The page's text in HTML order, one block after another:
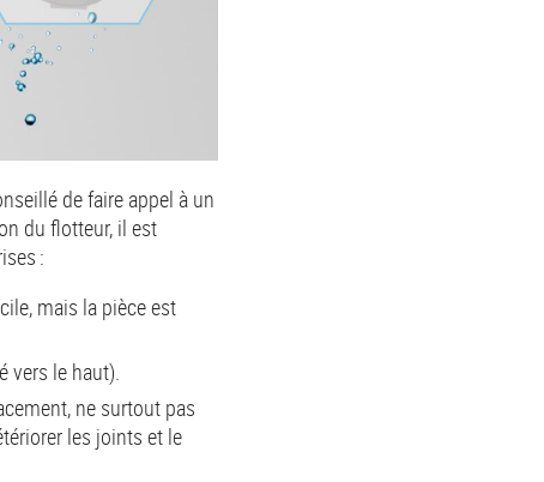
de faire appel à un
du flotteur, il est
:
mais la pièce est
vers le haut).
ne surtout pas
les joints et le